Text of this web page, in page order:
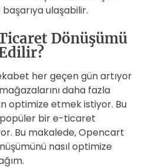
ulaşabilir.
Dönüşümü
her geçen gün artıyor
daha fazla
optimize etmek istiyor. Bu
bir e-ticaret
Bu makalede, Opencart
nasıl optimize